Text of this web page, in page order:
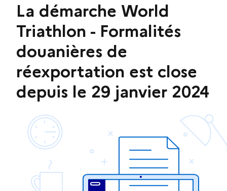
La démarche World
Triathlon - Formalités
douanières de
réexportation est close
depuis le 29 janvier 2024